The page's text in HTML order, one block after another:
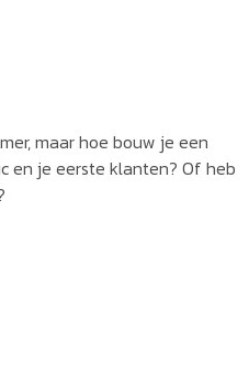
maar hoe bouw je een
en je eerste klanten? Of heb